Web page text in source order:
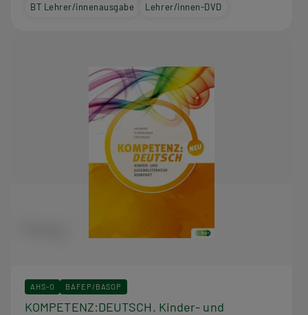
BT Lehrer/innenausgabe
Lehrer/innen-DVD
AHS-O BAFEP/BASOP
KOMPETENZ:DEUTSCH. Kinder- und